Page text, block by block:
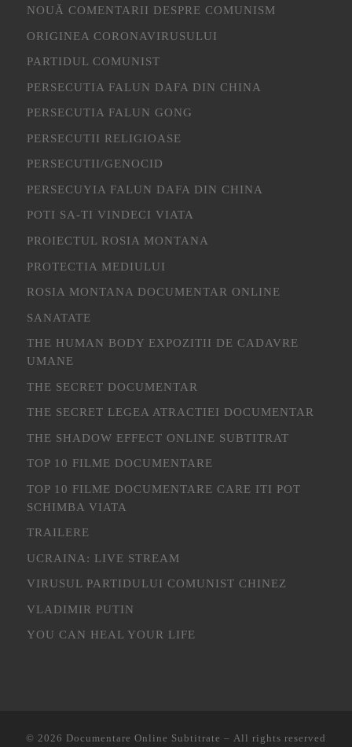
NOUĂ COMENTARII DESPRE COMUNISM
ORIGINEA CORONAVIRUSULUI
PARTIDUL COMUNIST
PERSECUTIA FALUN DAFA DIN CHINA
PERSECUTIA FALUN GONG
PERSECUTII RELIGIOASE
PERSECUTII/GENOCID
PERSECUYIA FALUN DAFA DIN CHINA
POTI SA-TI VINDECI VIATA
PROIECTUL ROSIA MONTANA
PROTECTIA MEDIULUI
ROSIA MONTANA DOCUMENTAR ONLINE
SANATATE
THE HUMAN BODY EXPOZITII DE CADAVRE
UMANE
THE SECRET DOCUMENTAR
THE SECRET LEGEA ATRACTIEI DOCUMENTAR
THE SHADOW EFFECT ONLINE SUBTITRAT
TOP 10 FILME DOCUMENTARE
TOP 10 FILME DOCUMENTARE CARE ITI POT
SCHIMBA VIATA
TRAILERE
UCRAINA: LIVE STREAM
VIRUSUL PARTIDULUI COMUNIST CHINEZ
VLADIMIR PUTIN
YOU CAN HEAL YOUR LIFE
© 2026 Documentare Online Subtitrate – All rights reserved